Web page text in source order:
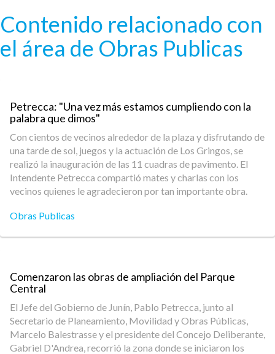
Contenido relacionado con
el área de Obras Publicas
Petrecca: "Una vez más estamos cumpliendo con la
palabra que dimos"
Con cientos de vecinos alrededor de la plaza y disfrutando de
una tarde de sol, juegos y la actuación de Los Gringos, se
realizó la inauguración de las 11 cuadras de pavimento. El
Intendente Petrecca compartió mates y charlas con los
vecinos quienes le agradecieron por tan importante obra.
Obras Publicas
Comenzaron las obras de ampliación del Parque
Central
El Jefe del Gobierno de Junín, Pablo Petrecca, junto al
Secretario de Planeamiento, Movilidad y Obras Públicas,
Marcelo Balestrasse y el presidente del Concejo Deliberante,
Gabriel D'Andrea, recorrió la zona donde se iniciaron los